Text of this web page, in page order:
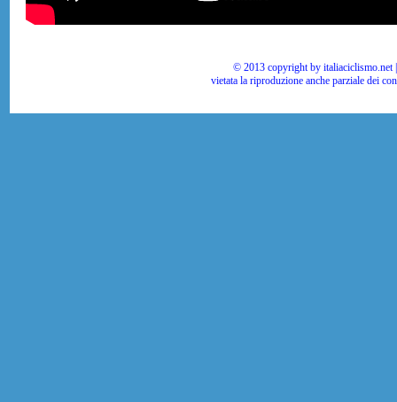
© 2013 copyright by italiaciclismo.net
vietata la riproduzione anche parziale dei